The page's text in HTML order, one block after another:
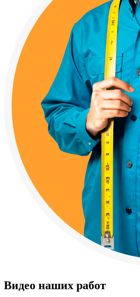
Видео наших работ